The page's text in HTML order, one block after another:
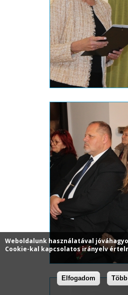
Weboldalunk használatával
Cookie-kal kapcsolatos irányelv
Elfogadom